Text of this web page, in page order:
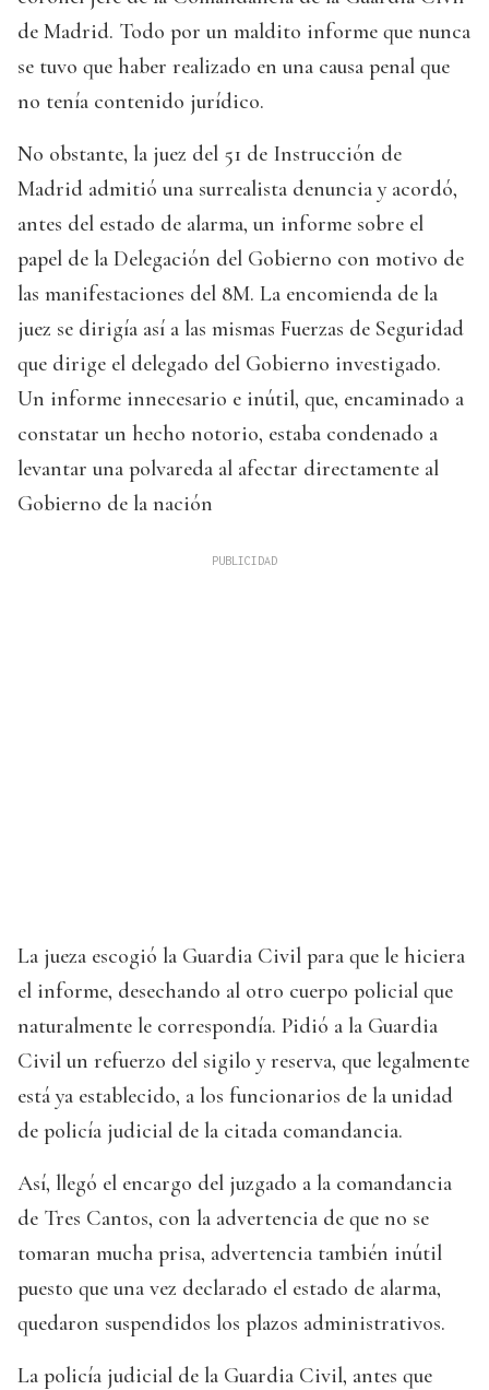
de Madrid. Todo por un maldito informe que nunca
se tuvo que haber realizado en una causa penal que
no tenía contenido jurídico.
No obstante, la juez del 51 de Instrucción de
Madrid admitió una surrealista denuncia y acordó,
antes del estado de alarma, un informe sobre el
papel de la Delegación del Gobierno con motivo de
las manifestaciones del 8M. La encomienda de la
juez se dirigía así a las mismas Fuerzas de Seguridad
que dirige el delegado del Gobierno investigado.
Un informe innecesario e inútil, que, encaminado a
constatar un hecho notorio, estaba condenado a
levantar una polvareda al afectar directamente al
Gobierno de la nación
La jueza escogió la Guardia Civil para que le hiciera
el informe, desechando al otro cuerpo policial que
naturalmente le correspondía. Pidió a la Guardia
Civil un refuerzo del sigilo y reserva, que legalmente
está ya establecido, a los funcionarios de la unidad
de policía judicial de la citada comandancia.
Así, llegó el encargo del juzgado a la comandancia
de Tres Cantos, con la advertencia de que no se
tomaran mucha prisa, advertencia también inútil
puesto que una vez declarado el estado de alarma,
quedaron suspendidos los plazos administrativos.
La policía judicial de la Guardia Civil, antes que